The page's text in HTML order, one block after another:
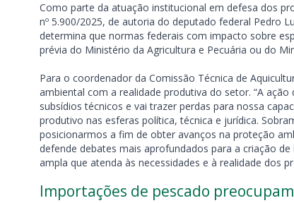
Como parte da atuação institucional em defesa dos
nº 5.900/2025, de autoria do deputado federal Pedro
determina que normas federais com impacto sobre
prévia do Ministério da Agricultura e Pecuária ou do
Para o coordenador da Comissão Técnica de
ambiental com a realidade produtiva do setor. “A
subsídios técnicos e vai trazer perdas para nossa
produtivo nas esferas política, técnica e jurídica.
posicionarmos a fim de obter avanços na proteção
defende debates mais aprofundados para a criação
ampla que atenda às necessidades e à realidade dos
Importações de pescado